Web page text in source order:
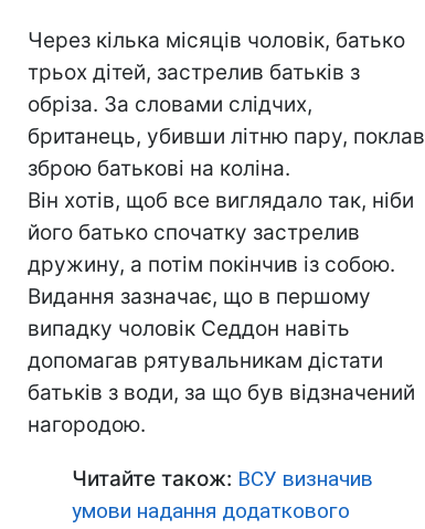
Через кілька місяців чоловік, батько
трьох дітей, застрелив батьків з
обріза. За словами слідчих,
британець, убивши літню пару, поклав
зброю батькові на коліна.
Він хотів, щоб все виглядало так, ніби
його батько спочатку застрелив
дружину, а потім покінчив із собою.
Видання зазначає, що в першому
випадку чоловік Седдон навіть
допомагав рятувальникам дістати
батьків з води, за що був відзначений
нагородою.
Читайте також: ВСУ визначив
умови надання додаткового